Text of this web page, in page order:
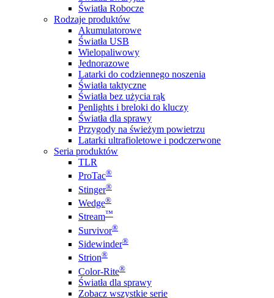
Światła Robocze
Rodzaje produktów
Akumulatorowe
Światła USB
Wielopaliwowy
Jednorazowe
Latarki do codziennego noszenia
Światła taktyczne
Światła bez użycia rąk
Penlights i breloki do kluczy
Światła dla sprawy
Przygody na świeżym powietrzu
Latarki ultrafioletowe i podczerwone
Seria produktów
TLR
ProTac®
Stinger®
Wedge®
Stream™
Survivor®
Sidewinder®
Strion®
Color-Rite®
Światła dla sprawy
Zobacz wszystkie serie